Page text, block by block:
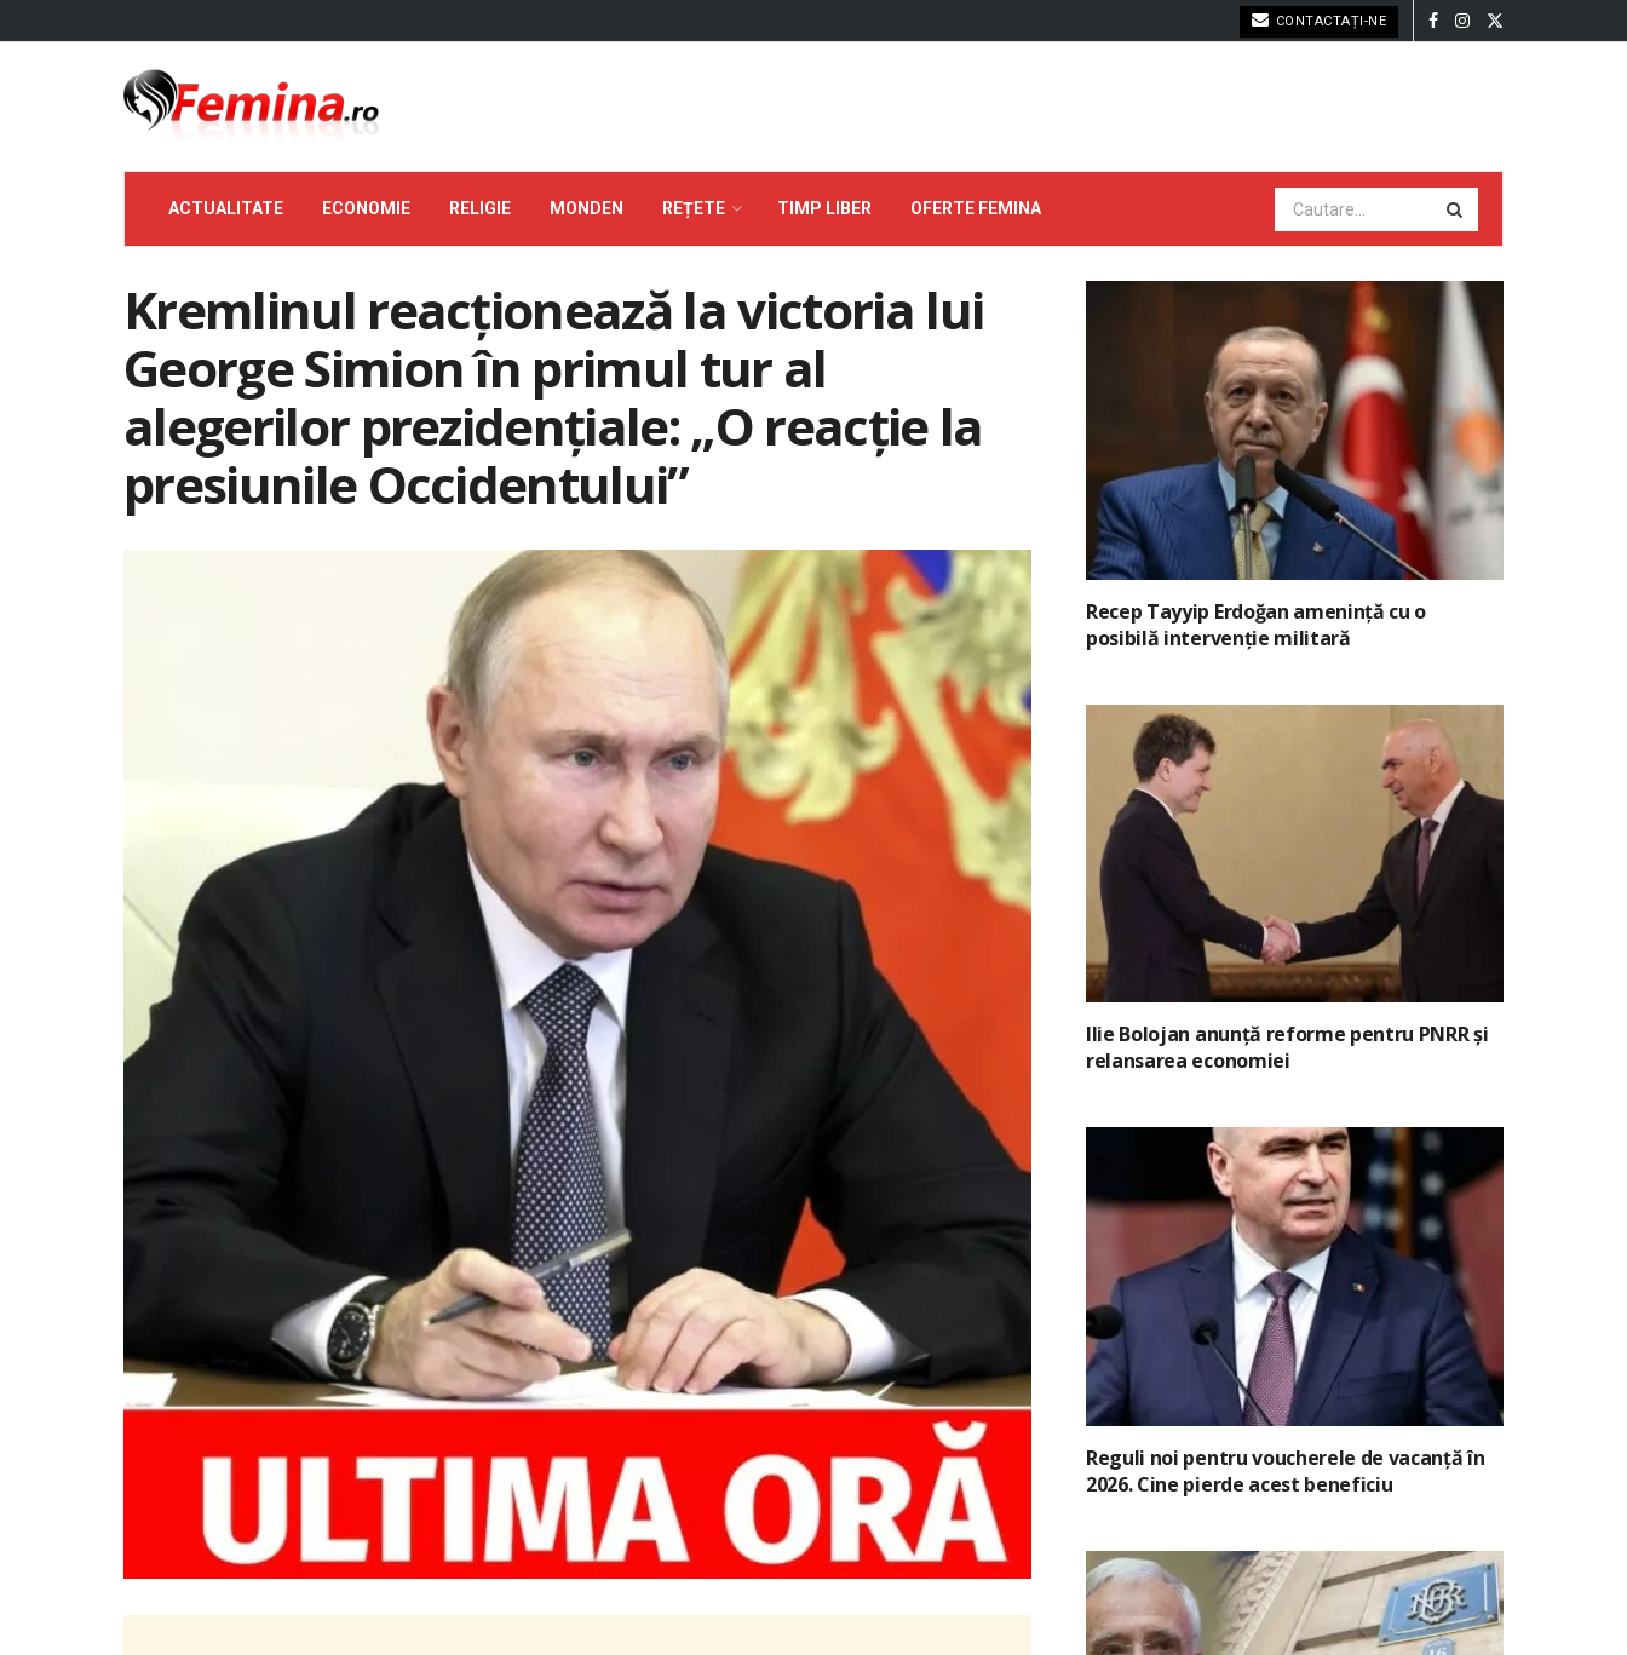
CONTACTAȚI-NE
ACTUALITATE ECONOMIE RELIGIE MONDEN REȚETE TIMP LIBER OFERTE FEMINA
Kremlinul reacționează la victoria lui
George Simion în primul tur al
alegerilor prezidențiale: „O reacție la
presiunile Occidentului”
Recep Tayyip Erdoğan amenință cu o
posibilă intervenție militară
Ilie Bolojan anunță reforme pentru PNRR și
relansarea economiei
Reguli noi pentru voucherele de vacanță în
2026. Cine pierde acest beneficiu